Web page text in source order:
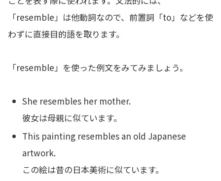
「resemble」は他動詞なので、前置詞「to」などを使
わずに直接目的語を取ります。
「resemble」を使った例文をみてみましょう。
She resembles her mother.
彼女は母親に似ています。
This painting resembles an old Japanese
artwork.
この絵は昔の日本美術に似ています。